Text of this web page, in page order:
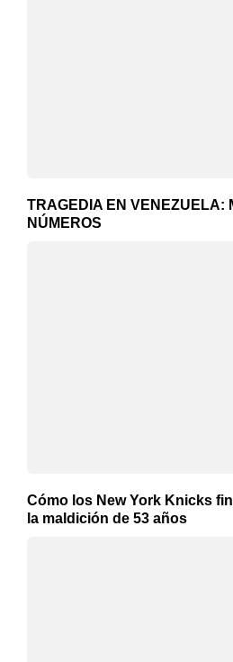
TRAGEDIA EN VENEZUELA:
NÚMEROS
Cómo los New York Knicks
la maldición de 53 años